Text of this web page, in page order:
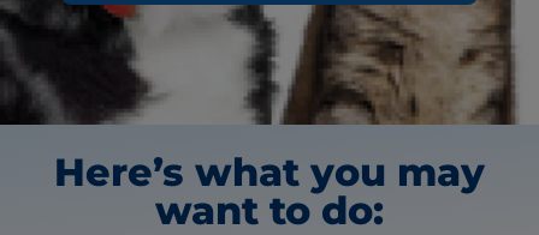
Here’s what you may
want to do: